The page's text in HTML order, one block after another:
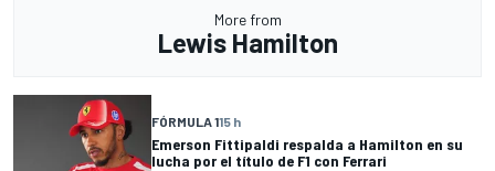
More from
Lewis Hamilton
FÓRMULA 115 h
Emerson Fittipaldi respalda a Hamilton en su
lucha por el título de F1 con Ferrari